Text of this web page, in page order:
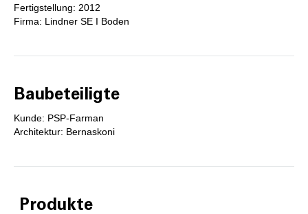
Fertigstellung: 2012
Firma: Lindner SE I Boden
Baubeteiligte
Kunde: PSP-Farman
Architektur: Bernaskoni
Produkte